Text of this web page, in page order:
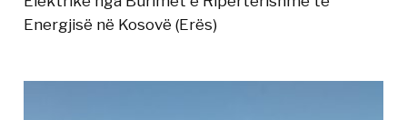
Energjisë në Kosovë (Erës)